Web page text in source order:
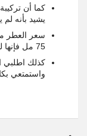
كما أن
يشيد بأنه
سعر العطر
75 مل فإنها ليست عبوة صغيرة.
كذلك اطلبي
واستمتعي